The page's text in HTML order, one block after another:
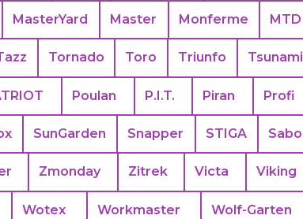
MasterYard Master Monferme MTD
Tornado Toro Triunfo Tsunami
Poulan P.I.T. Piran Profi
SunGarden Snapper STIGA Sabo
Zmonday Zitrek Victa Viking
Wotex Workmaster Wolf-Garten